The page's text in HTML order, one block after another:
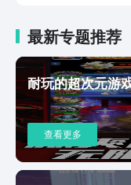
有机会成为后期核
叠放或效果牌联动
果，实现从低阶
所不同，更加考验
一步去强化我们实
测下载的说明很是
略方面的表现就很
好度方面也非常
以去直接点击文中
最新专题推荐
耐玩的超次元游
查看更多